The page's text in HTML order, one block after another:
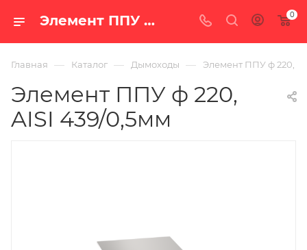
Элемент ППУ ф 220, AISI 439/0,5мм — купить в Екатеринбурге по цене 1 369 руб. в интернет-магазине «100 печей.ру» 0
Главная — Каталог — Дымоходы — Элемент ППУ ф 220,
Элемент ППУ ф 220,
AISI 439/0,5мм